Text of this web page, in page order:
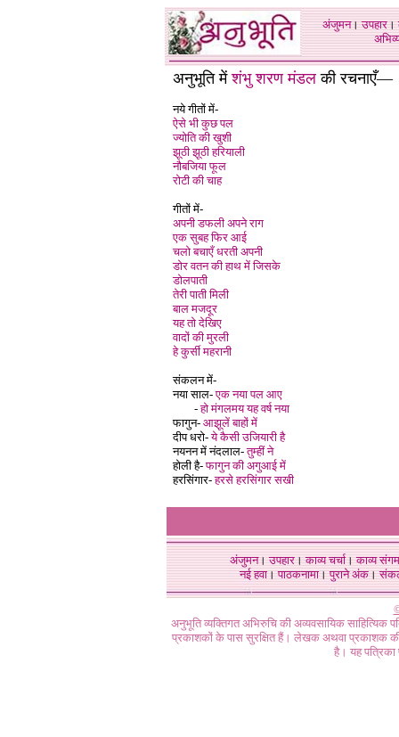
अंजुमन।उपहार।
अनुभूति मेंशंभु शरण मंडल की रचनाएँ—
नये गीतों में-
ऐसे भी कुछ पल
ज्योति की खुशी
झूठी झूठी हरियाली
नौबजिया फूल
रोटी की चाह
गीतों में-
अपनी डफली अपने राग
एक सुबह फिर आई
चलो बचाएँ धरती अपनी
डोर वतन की हाथ में जिसके
डोलपाती
तेरी पाती मिली
बाल मजदूर
यह तो देखिए
वादों की मुरली
हे कुर्सी महरानी
संकलन में-
नया साल-एक नया पल आए
-हो मंगलमय यह वर्ष नया
फागुन- आझूलें बाहों में
दीप धरो-ये कैसी उजियारी है
नयनन में नंदलाल-तुम्हीं ने
होली है-फागुन की अगुआई में
हरसिंगार-हरसे हरसिंगार सखी
अंजुमन।उपहार।काव्य चर्चा।काव्य संगम
नई हवा। पाठकनामा। पुराने अंक।
अनुभूति व्यक्तिगत अभिरुचि की अव्यवसायिक
प्रकाशकों के पास सुरक्षित हैं। लेखक अथवा प्रकाशक की
है। यह पत्रिका